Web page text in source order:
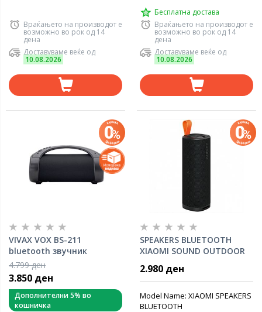
Враќањето на производот е
возможно во рок од 14
дена
Доставуваме веќе од
10.08.2026
Бесплатна достава
Враќањето на производот е
возможно во рок од 14
дена
Доставуваме веќе од
10.08.2026
VIVAX VOX BS-211
bluetooth звучник
4.799 ден
3.850 ден
Дополнителни 5% во
кошничка
SPEAKERS BLUETOOTH
XIAOMI SOUND OUTDOOR
IP67 Waterproof, w/mic
2.980 ден
Model Name: XIAOMI SPEAKERS
BLUETOOTH